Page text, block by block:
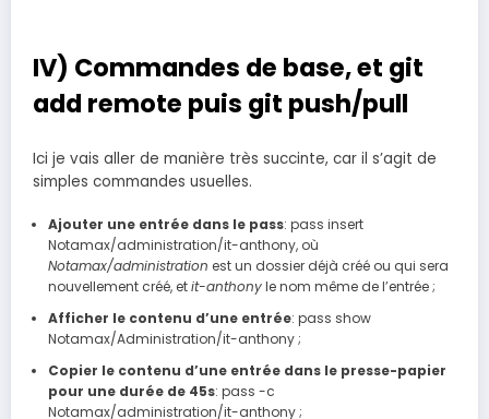
IV) Commandes de base, et git
add remote puis git push/pull
Ici je vais aller de manière très succinte, car il s’agit de
simples commandes usuelles.
Ajouter une entrée dans le pass: pass insert
Notamax/administration/it-anthony, où
Notamax/administration est un dossier déjà créé ou qui sera
nouvellement créé, etit-anthonyle nom même de l’entrée ;
Afficher le contenu d’une entrée: pass show
Notamax/Administration/it-anthony ;
Copier le contenu d’une entrée dans le presse-papier
pour une durée de 45s: pass -c
Notamax/administration/it-anthony ;